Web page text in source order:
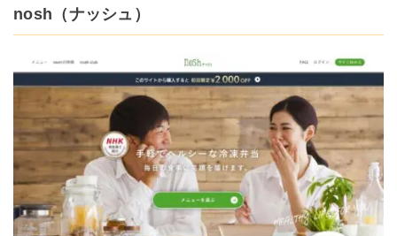
nosh（ナッシュ）